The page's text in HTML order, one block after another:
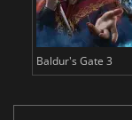
Baldur's Gate 3